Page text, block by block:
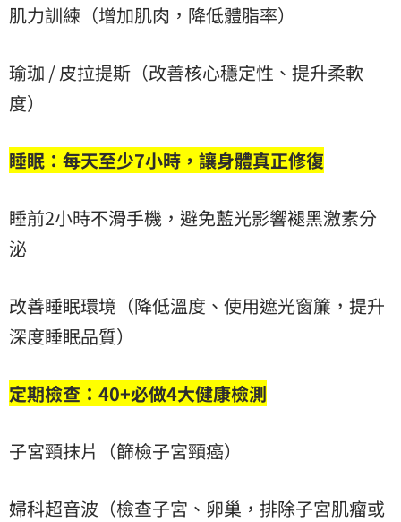
肌力訓練（增加肌肉，降低體脂率）
瑜珈 / 皮拉提斯（改善核心穩定性、提升柔軟
度）
睡眠：每天至少7小時，讓身體真正修復
睡前2小時不滑手機，避免藍光影響褪黑激素分
泌
改善睡眠環境（降低溫度、使用遮光窗簾，提升
深度睡眠品質）
定期檢查：40+必做4大健康檢測
子宮頸抹片（篩檢子宮頸癌）
婦科超音波（檢查子宮、卵巢，排除子宮肌瘤或